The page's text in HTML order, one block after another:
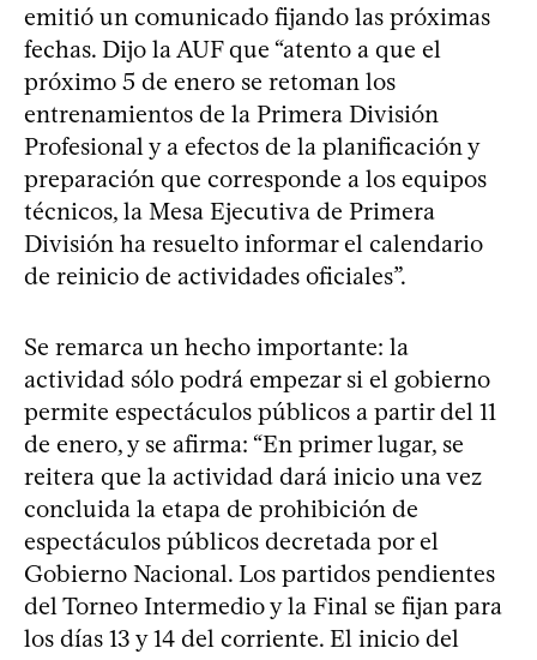
emitió un comunicado fijando las próximas
fechas. Dijo la AUF que “atento a que el
próximo 5 de enero se retoman los
entrenamientos de la Primera División
Profesional y a efectos de la planificación y
preparación que corresponde a los equipos
técnicos, la Mesa Ejecutiva de Primera
División ha resuelto informar el calendario
de reinicio de actividades oficiales”.
Se remarca un hecho importante: la
actividad sólo podrá empezar si el gobierno
permite espectáculos públicos a partir del 11
de enero, y se afirma: “En primer lugar, se
reitera que la actividad dará inicio una vez
concluida la etapa de prohibición de
espectáculos públicos decretada por el
Gobierno Nacional. Los partidos pendientes
del Torneo Intermedio y la Final se fijan para
los días 13 y 14 del corriente. El inicio del